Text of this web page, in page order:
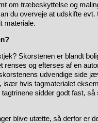
om træbeskyttelse og
du overveje at udskifte
materiale.
Skorstenen er blandt
renses og efterses af en
udvendige side
især hvis tagmaterialet
sidder godt fast,
blive utætte, så derfor er